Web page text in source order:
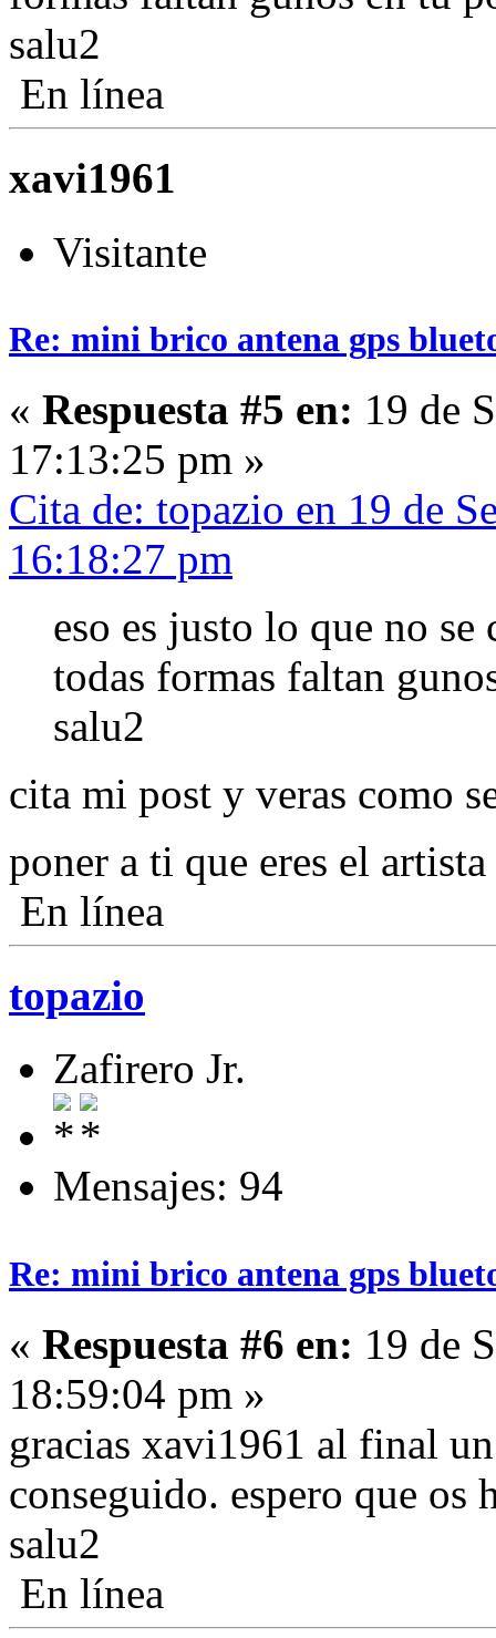
salu2
En línea
xavi1961
Visitante
Re: mini brico antena gps
« Respuesta #5 en: 19 de
17:13:25 pm »
Cita de: topazio en 19 de
16:18:27 pm
eso es justo lo que no se
todas formas faltan
salu2
cita mi post y veras como
poner a ti que eres el
En línea
topazio
Zafirero Jr.
Mensajes: 94
Re: mini brico antena gps
« Respuesta #6 en: 19 de
18:59:04 pm »
gracias xavi1961 al final
conseguido. espero que os
salu2
En línea